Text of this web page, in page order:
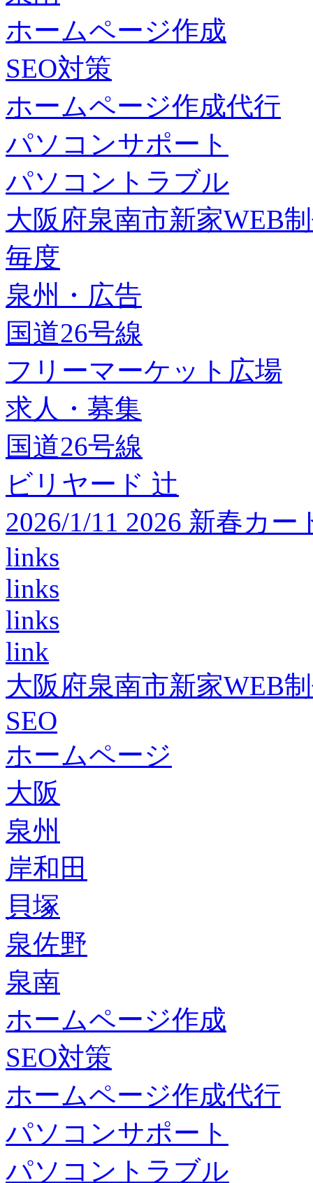
ホームページ作成
SEO対策
ホームページ作成代行
パソコンサポート
パソコントラブル
大阪府泉南市新家WEB
毎度
泉州・広告
国道26号線
フリーマーケット広場
求人・募集
国道26号線
ビリヤード 辻
2026/1/11 2026 新春カ
links
links
links
link
大阪府泉南市新家WEB
SEO
ホームページ
大阪
泉州
岸和田
貝塚
泉佐野
泉南
ホームページ作成
SEO対策
ホームページ作成代行
パソコンサポート
パソコントラブル